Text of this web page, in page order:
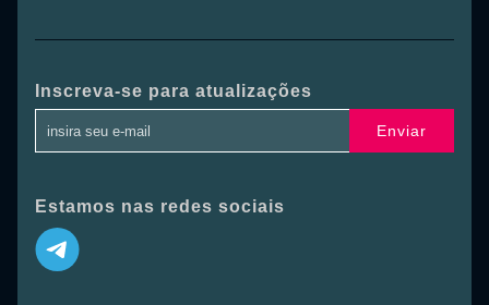
Inscreva-se para atualizações
Enviar
Estamos nas redes sociais